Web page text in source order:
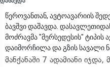
წეროვანთან, ავტოავარიის
ბავშვი დაშავდა.
მოძრავმა "მერსედესის" ტიპის
დაიმორჩილა და გზის სავალი
მანქანაში 7 ადამიანი